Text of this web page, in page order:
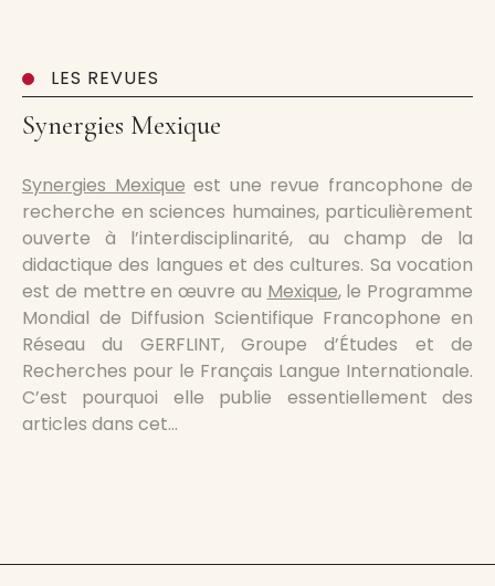
LES REVUES
Synergies Mexique
Synergies Mexique est une revue francophone de
recherche en sciences humaines, particulièrement
ouverte à l’interdisciplinarité, au champ de la
didactique des langues et des cultures. Sa vocation
est de mettre en œuvre au Mexique, le Programme
Mondial de Diffusion Scientifique Francophone en
Réseau du GERFLINT, Groupe d’Études et de
Recherches pour le Français Langue Internationale.
C’est pourquoi elle publie essentiellement des
articles dans cet…